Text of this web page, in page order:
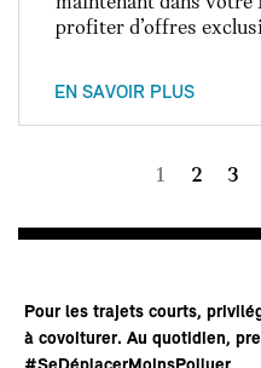
profiter d’offres
EN SAVOIR PLUS
Page
1 Page
2 3
Pour les trajets courts,
à covoiturer. Au quotidien,